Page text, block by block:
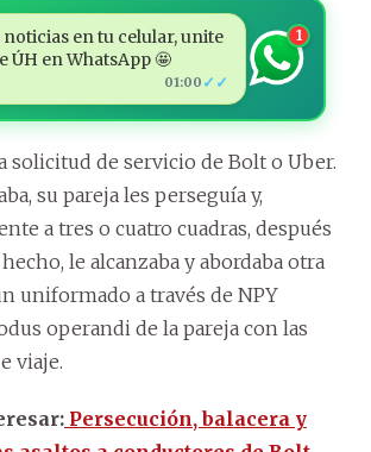
noticias en tu celular, unite
ÚH en WhatsApp 🤩
01:00 ✓✓
1
solicitud de servicio de Bolt o Uber.
su pareja les perseguía y,
a tres o cuatro cuadras, después
le alcanzaba y abordaba otra
uniformado a través de NPY
operandi de la pareja con las
viaje.
Persecución, balacera y